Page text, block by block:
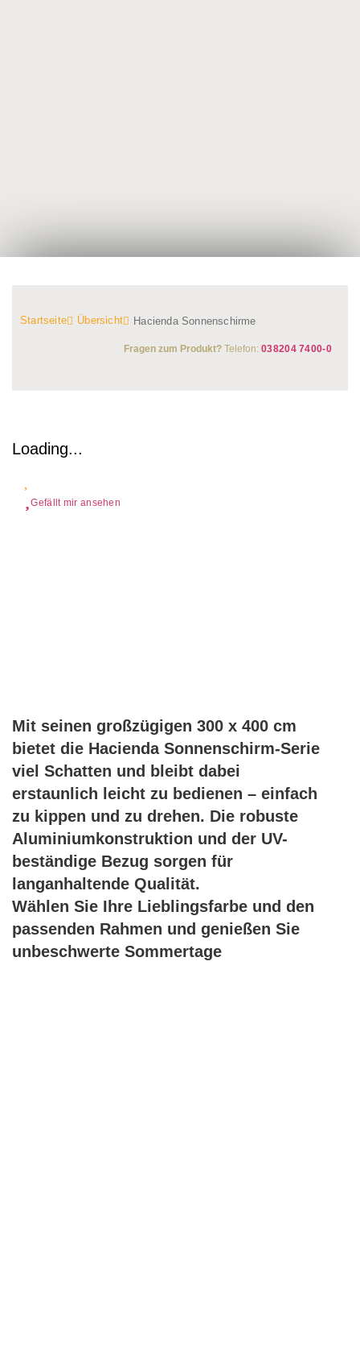
Startseite Übersicht Hacienda Sonnenschirme
Fragen zum Produkt? Telefon:038204 7400-0
Gefällt mir ansehen
Loading...
Mit seinen großzügigen 300 x 400 cm
bietet die Hacienda Sonnenschirm-Serie
viel Schatten und bleibt dabei
erstaunlich leicht zu bedienen – einfach
zu kippen und zu drehen. Die robuste
Aluminiumkonstruktion und der UV-
beständige Bezug sorgen für
langanhaltende Qualität.
Wählen Sie Ihre Lieblingsfarbe und den
passenden Rahmen und genießen Sie
unbeschwerte Sommertage